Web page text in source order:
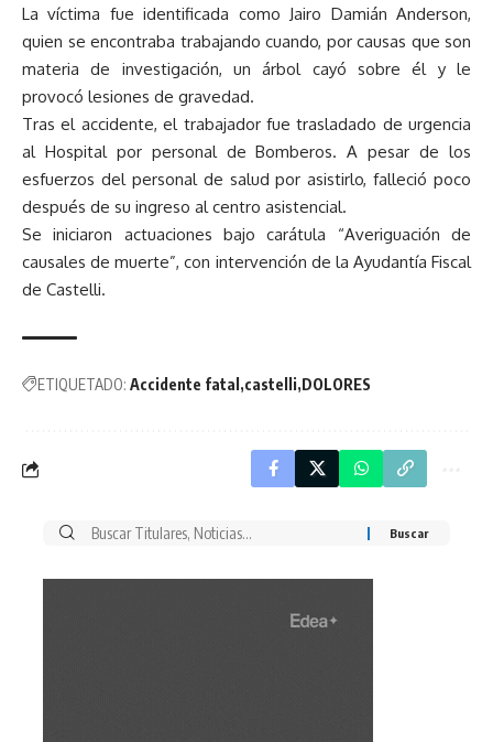
La víctima fue identificada como Jairo Damián Anderson,
quien se encontraba trabajando cuando, por causas que son
materia de investigación, un árbol cayó sobre él y le
provocó lesiones de gravedad.
Tras el accidente, el trabajador fue trasladado de urgencia
al Hospital por personal de Bomberos. A pesar de los
esfuerzos del personal de salud por asistirlo, falleció poco
después de su ingreso al centro asistencial.
Se iniciaron actuaciones bajo carátula “Averiguación de
causales de muerte”, con intervención de la Ayudantía Fiscal
de Castelli.
ETIQUETADO: Accidente fatal castelli DOLORES
Buscar